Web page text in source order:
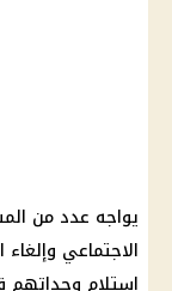
يواجه عدد من
الاجتماعي